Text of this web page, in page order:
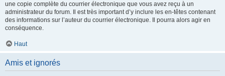
une copie complète du courrier électronique que vous avez reçu à un
administrateur du forum. Il est très important d’y inclure les en-têtes contenant
des informations sur l’auteur du courrier électronique. Il pourra alors agir en
conséquence.
Haut
Amis et ignorés